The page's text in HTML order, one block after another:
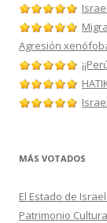
Agresión
MÁS VOTADOS
El Estado de
Patrimonio